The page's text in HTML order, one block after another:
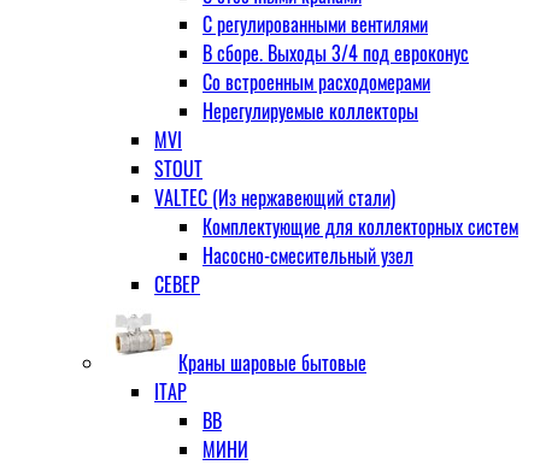
С регулированными вентилями
В сборе. Выходы 3/4 под евроконус
Со встроенным расходомерами
Нерегулируемые коллекторы
MVI
STOUT
VALTEC (Из нержавеющий стали)
Комплектующие для коллекторных систем
Насосно-смесительный узел
СЕВЕР
Краны шаровые бытовые
ITAP
ВВ
МИНИ